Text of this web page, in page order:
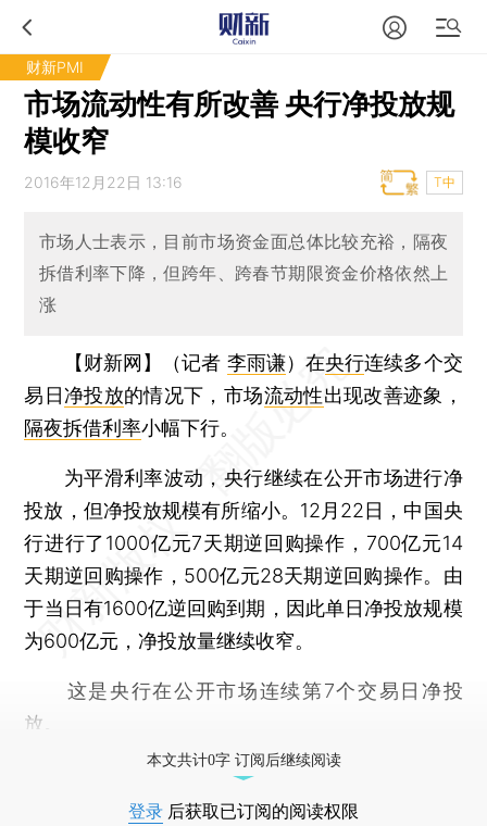
财新PMI
市场流动性有所改善 央行净投放规
模收窄
2016年12月22日 13:16 T中
市场人士表示，目前市场资金面总体比较充裕，隔夜
拆借利率下降，但跨年、跨春节期限资金价格依然上
涨
【财新网】（记者 李雨谦） 在央行连续多个交
易日净投放的情况下，市场流动性出现改善迹象，
隔夜拆借利率小幅下行。
为平滑利率波动，央行继续在公开市场进行净
投放，但净投放规模有所缩小。12月22日，中国央
行进行了1000亿元7天期逆回购操作，700亿元14
天期逆回购操作，500亿元28天期逆回购操作。由
于当日有1600亿逆回购到期，因此单日净投放规模
为600亿元，净投放量继续收窄。
这是央行在公开市场连续第7个交易日净投
放。
本文共计0字 订阅后继续阅读
登录 后获取已订阅的阅读权限